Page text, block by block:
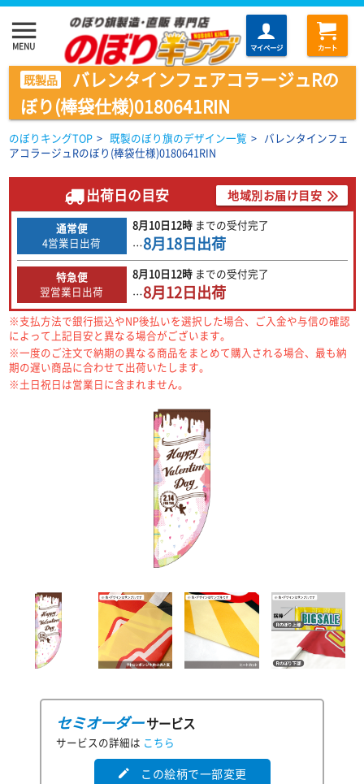
menu
MENU マイページ カート
既製品
バレンタインフェアコラージュRの
ぼり(棒袋仕様)0180641RIN
のぼりキングTOP > 既製のぼり旗のデザイン一覧 > バレンタインフェ
アコラージュRのぼり(棒袋仕様)0180641RIN
出荷日の目安 地域別お届け目安
通常便
4営業日出荷
8月10日12時 までの受付完了
…8月18日出荷
特急便
翌営業日出荷
8月10日12時 までの受付完了
…8月12日出荷
※支払方法で銀行振込やNP後払いを選択した場合、ご入金や与信の確認
によって上記目安と異なる場合がございます。
※一度のご注文で納期の異なる商品をまとめて購入される場合、最も納
期の遅い商品に合わせて出荷いたします。
※土日祝日は営業日に含まれません。
セミオーダーサービス
サービスの詳細は こちら
edit この絵柄で一部変更